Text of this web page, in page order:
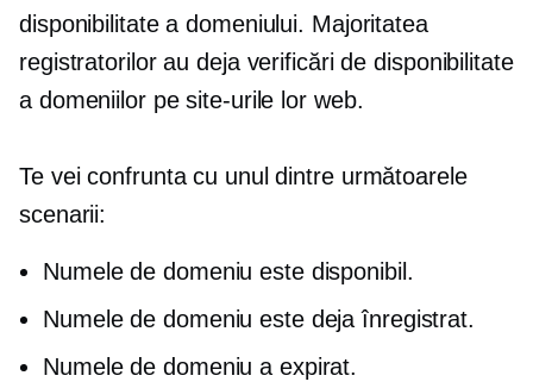
disponibilitate a domeniului. Majoritatea
registratorilor au deja verificări de disponibilitate
a domeniilor pe site-urile lor web.
Te vei confrunta cu unul dintre următoarele
scenarii:
Numele de domeniu este disponibil.
Numele de domeniu este deja înregistrat.
Numele de domeniu a expirat.